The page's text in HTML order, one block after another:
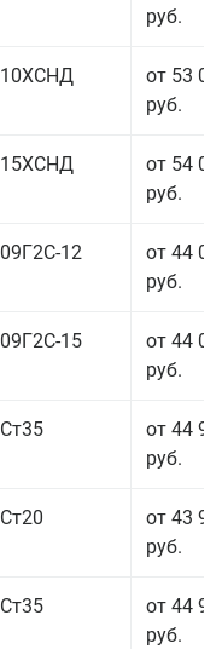
руб.
10ХСНД
от 53
руб.
15ХСНД
от 54
руб.
09Г2С-12
от 44
руб.
09Г2С-15
от 44
руб.
Ст35
от 44
руб.
Ст20
от 43
руб.
Ст35
от 44
руб.